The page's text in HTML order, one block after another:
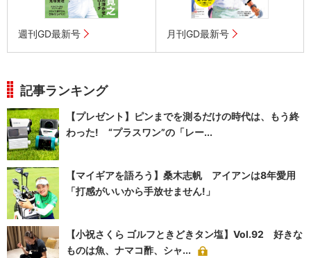
週刊GD最新号 月刊GD最新号
記事ランキング
【プレゼント】ピンまでを測るだけの時代は、もう終
わった! “プラスワン”の「レー...
【マイギアを語ろう】桑木志帆 アイアンは8年愛用
「打感がいいから手放せません!」
【小祝さくら ゴルフときどきタン塩】Vol.92 好きな
ものは魚、ナマコ酢、シャ...